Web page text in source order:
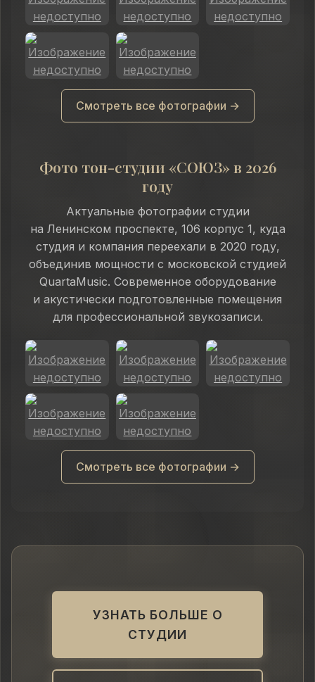
Смотреть все фотографии →
Фото тон-студии «СОЮЗ» в 2026
году
Актуальные фотографии студии
на Ленинском проспекте, 106 корпус 1, куда
студия и компания переехали в 2020 году,
объединив мощности с московской студией
QuartaMusic. Современное оборудование
и акустически подготовленные помещения
для профессиональной звукозаписи.
Смотреть все фотографии →
УЗНАТЬ БОЛЬШЕ О
СТУДИИ